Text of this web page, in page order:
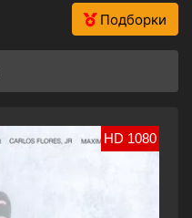
Подборки
HD 1080